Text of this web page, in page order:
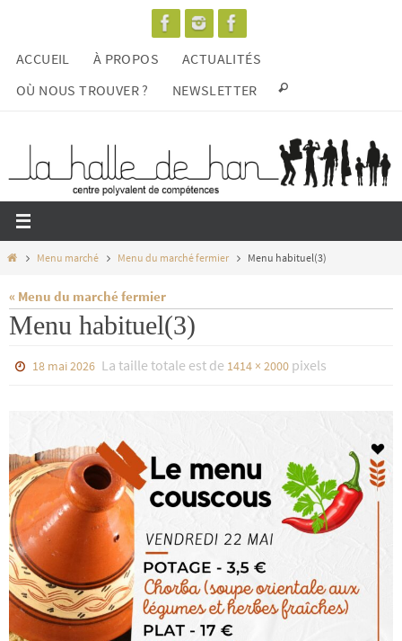
contenu
ACCUEIL À PROPOS
ACTUALITÉS
OÙ NOUS TROUVER ?
NEWSLETTER
HomeMenu marché Menu du marché fermier Menu habituel(3)
« Menu du marché fermier
Menu habituel(3)
18 mai 2026 La taille totale est de 1414 × 2000 pixels